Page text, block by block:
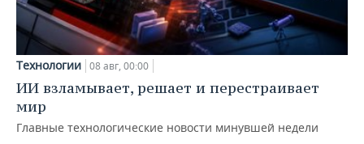
Технологии 08 авг, 00:00
ИИ взламывает, решает и перестраивает
мир
Главные технологические новости минувшей недели